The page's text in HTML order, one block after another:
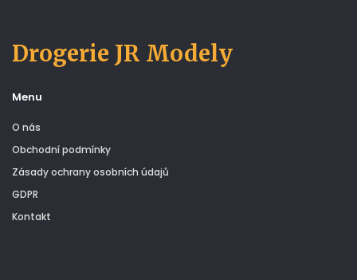
Drogerie JR Modely
Menu
O nás
Obchodní podmínky
Zásady ochrany osobních údajů
GDPR
Kontakt